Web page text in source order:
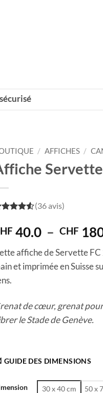
/ AFFICHES /
(36 avis)
40.0 – CHF
affiche de Servette FC
et imprimée en Suisse
de cœur, grenat
le Stade de Genève.
GUIDE DES DIMENSIONS
30 x 40 cm 50 x